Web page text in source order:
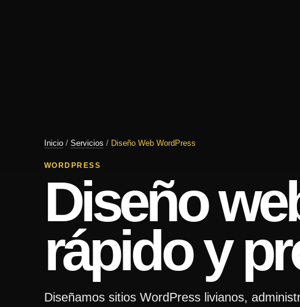
Inicio / Servicios / Diseño Web WordPress
WORDPRESS
Diseño
rápido y
Diseñamos sitios WordPress livianos,